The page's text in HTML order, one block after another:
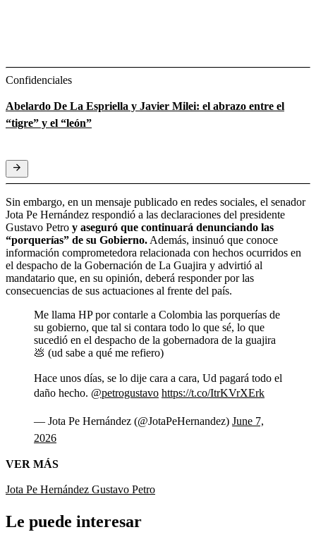
Confidenciales
Abelardo De La Espriella y Javier Milei: el abrazo entre el
“tigre” y el “león”
Sin embargo, en un mensaje publicado en redes sociales, el senador
Jota Pe Hernández respondió a las declaraciones del presidente
Gustavo Petro y aseguró que continuará denunciando las
“porquerías” de su Gobierno. Además, insinuó que conoce
información comprometedora relacionada con hechos ocurridos en
el despacho de la Gobernación de La Guajira y advirtió al
mandatario que, en su opinión, deberá responder por las
consecuencias de sus actuaciones al frente del país.
Me llama HP por contarle a Colombia las porquerías de
su gobierno, que tal si contara todo lo que sé, lo que
sucedió en el despacho de la gobernadora de la guajira
💩 (ud sabe a qué me refiero)
Hace unos días, se lo dije cara a cara, Ud pagará todo el
daño hecho. @petrogustavo https://t.co/ItrKVrXErk
— Jota Pe Hernández (@JotaPeHernandez) June 7,
2026
VER MÁS
Jota Pe Hernández Gustavo Petro
Le puede interesar